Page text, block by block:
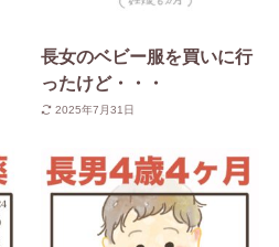
長女のベビー服を買いに行
ったけど・・・
2025年7月31日